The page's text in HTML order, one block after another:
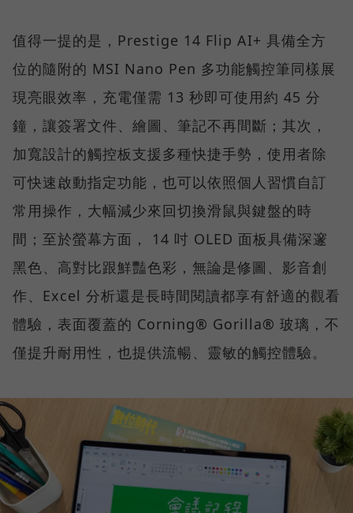
值得一提的是，Prestige 14 Flip AI+ 具備全方
位的隨附的 MSI Nano Pen 多功能觸控筆同樣展
現亮眼效率，充電僅需 13 秒即可使用約 45 分
鐘，讓簽署文件、繪圖、筆記不再間斷；其次，
加寬設計的觸控板支援多種快捷手勢，使用者除
可快速啟動指定功能，也可以依照個人習慣自訂
常用操作，大幅減少來回切換滑鼠與鍵盤的時
間；至於螢幕方面， 14 吋 OLED 面板具備深邃
黑色、高對比跟鮮豔色彩，無論是修圖、影音創
作、Excel 分析還是長時間閱讀都享有舒適的觀看
體驗，表面覆蓋的 Corning® Gorilla® 玻璃，不
僅提升耐用性，也提供流暢、靈敏的觸控體驗。